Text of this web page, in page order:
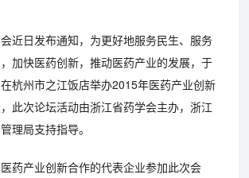
近日发布通知，为更好地服务民生、服务
加快医药创新，推动医药产业的发展，于
杭州市之江饭店举办2015年医药产业创新
此次论坛活动由浙江省药学会主办，浙江
理局支持指导。
药产业创新合作的代表企业参加此次会